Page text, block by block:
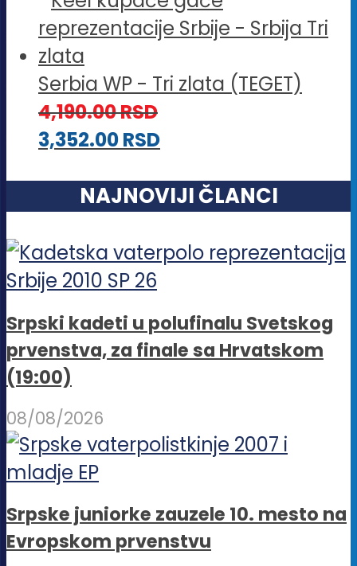
Serbia WP - Tri zlata (TEGET)
4,190.00RSD
3,352.00RSD
NAJNOVIJI ČLANCI
Srpski kadeti u polufinalu Svetskog
prvenstva, za finale sa Hrvatskom
(19:00)
08/08/2026
Srpske juniorke zauzele 10. mesto na
Evropskom prvenstvu